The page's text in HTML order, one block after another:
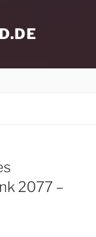
2077 –
zu